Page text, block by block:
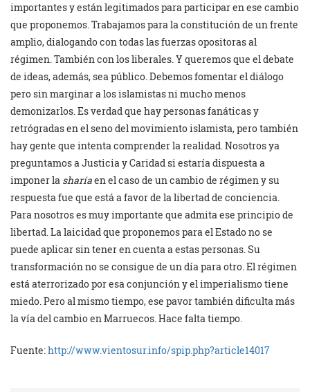
importantes y están legitimados para participar en ese cambio
que proponemos. Trabajamos para la constitución de un frente
amplio, dialogando con todas las fuerzas opositoras al
régimen. También con los liberales. Y queremos que el debate
de ideas, además, sea público. Debemos fomentar el diálogo
pero sin marginar a los islamistas ni mucho menos
demonizarlos. Es verdad que hay personas fanáticas y
retrógradas en el seno del movimiento islamista, pero también
hay gente que intenta comprender la realidad. Nosotros ya
preguntamos a Justicia y Caridad si estaría dispuesta a
imponer la sharíaen el caso de un cambio de régimen y su
respuesta fue que está a favor de la libertad de conciencia.
Para nosotros es muy importante que admita ese principio de
libertad. La laicidad que proponemos para el Estado no se
puede aplicar sin tener en cuenta a estas personas. Su
transformación no se consigue de un día para otro. El régimen
está aterrorizado por esa conjunción y el imperialismo tiene
miedo. Pero al mismo tiempo, ese pavor también dificulta más
la vía del cambio en Marruecos. Hace falta tiempo.
Fuente:http://www.vientosur.info/spip.php?article14017